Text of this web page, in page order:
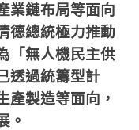
業鏈布局等面向
德總統極力推動
「無人機民主供
透過統籌型計
產製造等面向，
。